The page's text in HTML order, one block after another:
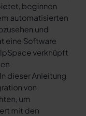
beginnen
automatisierten
und
eine Software
verknüpft
dieser Anleitung
von
um
mit den